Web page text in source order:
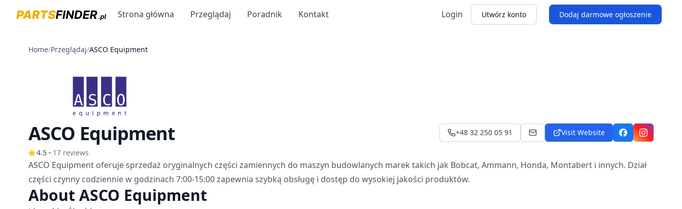
Strona główna Przeglądaj Poradnik Kontakt Login Utwórz konto Dodaj darmowe ogłoszenie
Home/Przeglądaj/ASCO Equipment
ASCO Equipment
4.5 17 reviews
+48 32 250 05 91 asco@asco-eq.pl
Visit Website FacebookInstagram
ASCO Equipment oferuje sprzedaż oryginalnych części zamiennych do maszyn budowlanych marek takich jak Bobcat, Ammann, Honda, Montabert i innych. Dział
części czynny codziennie w godzinach 7:00-15:00 zapewnia szybką obsługę i dostęp do wysokiej jakości produktów.
About ASCO Equipment